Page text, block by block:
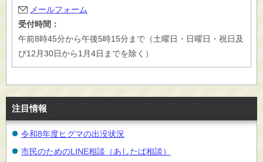
メールフォーム
受付時間：
午前8時45分から午後5時15分まで（土曜日・日曜日・祝日及
び12月30日から1月4日までを除く）
注目情報
令和8年度ヒグマの出没状況
市民のためのLINE相談（あしたば相談）